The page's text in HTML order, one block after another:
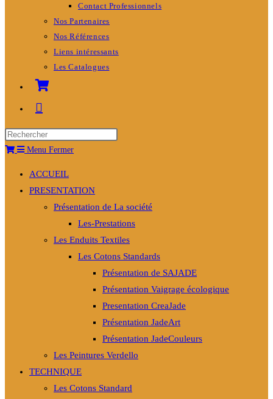
Contact Professionnels
Nos Partenaires
Nos Références
Liens intéressants
Les Catalogues
Menu Fermer
ACCUEIL
PRESENTATION
Présentation de La société
Les-Prestations
Les Enduits Textiles
Les Cotons Standards
Présentation de SAJADE
Présentation Vaigrage écologique
Presentation CreaJade
Présentation JadeArt
Présentation JadeCouleurs
Les Peintures Verdello
TECHNIQUE
Les Cotons Standard